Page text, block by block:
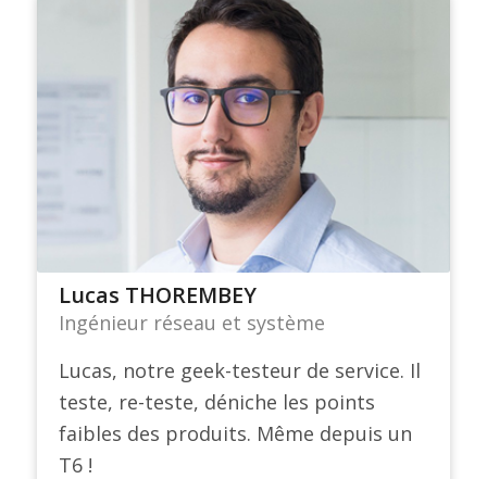
Lucas THOREMBEY
Ingénieur réseau et système
Lucas, notre geek-testeur de service. Il
teste, re-teste, déniche les points
faibles des produits. Même depuis un
T6 !